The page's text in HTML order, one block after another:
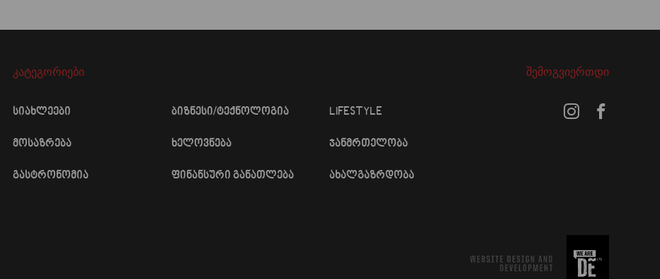
კატეგორიები
სიახლეები ბიზნესი/ტექნოლოგია LIFESTYLE
მოსაზრება ხელოვნება ჯანმრთელობა
გასტრონომია ფინანსური განათლება ახალგაზრდობა
შემოგვიერთდი